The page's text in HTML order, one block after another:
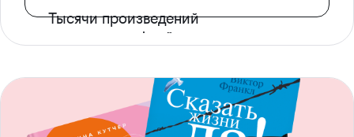
Тысячи произведений
с доступом офлайн